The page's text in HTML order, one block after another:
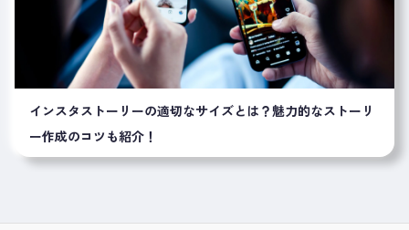
インスタストーリーの適切なサイズとは？魅力的なストーリ
ー作成のコツも紹介！